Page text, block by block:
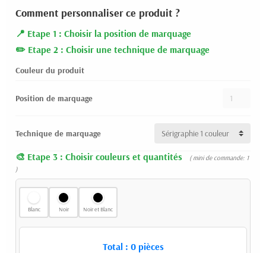
Comment personnaliser ce produit ?
Etape 1 : Choisir la position de marquage
Etape 2 : Choisir une technique de marquage
Couleur du produit
Position de marquage
Technique de marquage
Etape 3 : Choisir couleurs et quantités
( mini de commande: 1
)
Blanc Noir Noir et Blanc
Total : 0pièces